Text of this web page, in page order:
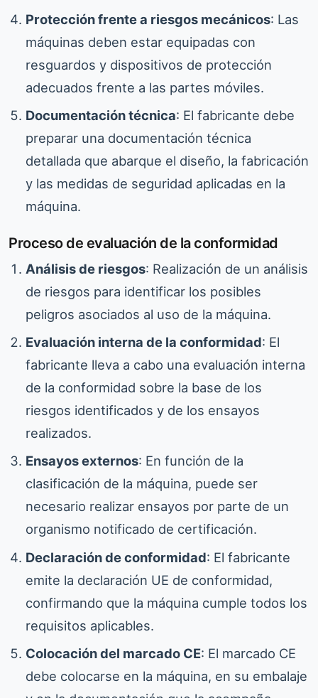
Protección frente a riesgos mecánicos: Las
máquinas deben estar equipadas con
resguardos y dispositivos de protección
adecuados frente a las partes móviles.
Documentación técnica: El fabricante debe
preparar una documentación técnica
detallada que abarque el diseño, la fabricación
y las medidas de seguridad aplicadas en la
máquina.
Proceso de evaluación de la conformidad
Análisis de riesgos: Realización de un análisis
de riesgos para identificar los posibles
peligros asociados al uso de la máquina.
Evaluación interna de la conformidad: El
fabricante lleva a cabo una evaluación interna
de la conformidad sobre la base de los
riesgos identificados y de los ensayos
realizados.
Ensayos externos: En función de la
clasificación de la máquina, puede ser
necesario realizar ensayos por parte de un
organismo notificado de certificación.
Declaración de conformidad: El fabricante
emite la declaración UE de conformidad,
confirmando que la máquina cumple todos los
requisitos aplicables.
Colocación del marcado CE: El marcado CE
debe colocarse en la máquina, en su embalaje